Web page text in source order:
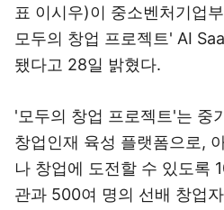
표 이시우)이 중소벤처기업
모두의 창업 프로젝트' AI
됐다고 28일 밝혔다.
'모두의 창업 프로젝트'는 중
창업인재 육성 플랫폼으로,
나 창업에 도전할 수 있도록
관과 500여 명의 선배 창업